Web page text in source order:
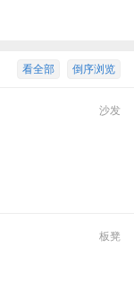
倒序浏览
看全部
沙发
板凳